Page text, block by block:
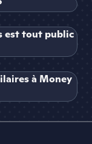
est tout public
à Money